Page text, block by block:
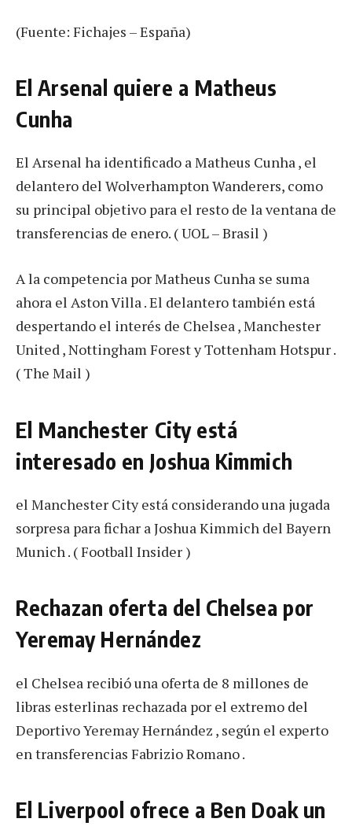
(Fuente: Fichajes – España)
El Arsenal quiere a Matheus
Cunha
El Arsenal ha identificado a Matheus Cunha , el
delantero del Wolverhampton Wanderers, como
su principal objetivo para el resto de la ventana de
transferencias de enero. ( UOL – Brasil )
A la competencia por Matheus Cunha se suma
ahora el Aston Villa . El delantero también está
despertando el interés de Chelsea , Manchester
United , Nottingham Forest y Tottenham Hotspur .
( The Mail )
El Manchester City está
interesado en Joshua Kimmich
el Manchester City está considerando una jugada
sorpresa para fichar a Joshua Kimmich del Bayern
Munich . ( Football Insider )
Rechazan oferta del Chelsea por
Yeremay Hernández
el Chelsea recibió una oferta de 8 millones de
libras esterlinas rechazada por el extremo del
Deportivo Yeremay Hernández , según el experto
en transferencias Fabrizio Romano .
El Liverpool ofrece a Ben Doak un